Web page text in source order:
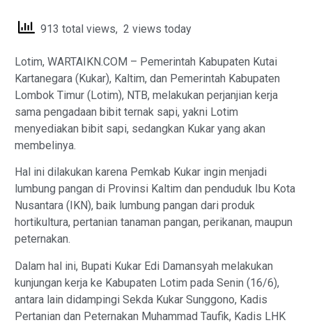
913 total views, 2 views today
Lotim, WARTAIKN.COM – Pemerintah Kabupaten Kutai
Kartanegara (Kukar), Kaltim, dan Pemerintah Kabupaten
Lombok Timur (Lotim), NTB, melakukan perjanjian kerja
sama pengadaan bibit ternak sapi, yakni Lotim
menyediakan bibit sapi, sedangkan Kukar yang akan
membelinya.
Hal ini dilakukan karena Pemkab Kukar ingin menjadi
lumbung pangan di Provinsi Kaltim dan penduduk Ibu Kota
Nusantara (IKN), baik lumbung pangan dari produk
hortikultura, pertanian tanaman pangan, perikanan, maupun
peternakan.
Dalam hal ini, Bupati Kukar Edi Damansyah melakukan
kunjungan kerja ke Kabupaten Lotim pada Senin (16/6),
antara lain didampingi Sekda Kukar Sunggono, Kadis
Pertanian dan Peternakan Muhammad Taufik, Kadis LHK